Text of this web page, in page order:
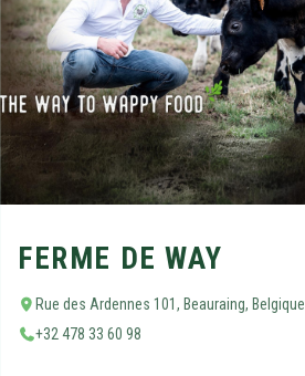
FERME DE WAY
Rue des Ardennes 101, Beauraing, Belgique
+32 478 33 60 98